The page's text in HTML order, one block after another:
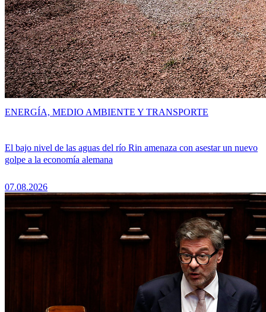
El bajo nivel de las aguas del río Rin amenaza con asestar un nuevo
golpe a la economía alemana
07.08.2026
ENERGÍA, MEDIO AMBIENTE Y TRANSPORTE